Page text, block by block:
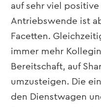
auf sehr viel
Antriebswende ist
Facetten.
immer mehr
Bereitschaft, auf
umzusteigen. Die
den Dienstwagen